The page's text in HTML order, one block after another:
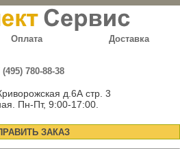
Оплата Доставка
(495) 780-88-38
д.6А стр. 3
Пн-Пт, 9:00-17:00.
ЗАКАЗ